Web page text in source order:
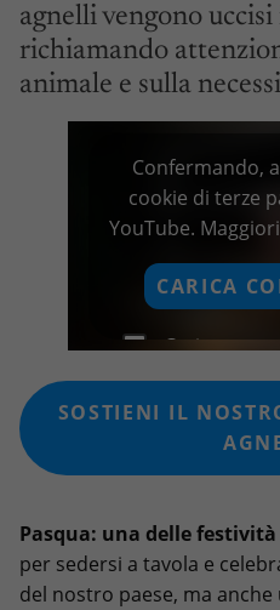
agnelli vengono
richiamando
animale e sulla
Confermando,
cookie di terze
YouTube.
CARICA
Carica
questo
SOSTIENI IL
Pasqua: una delle
per sedersi a tavola e
del nostro paese, ma